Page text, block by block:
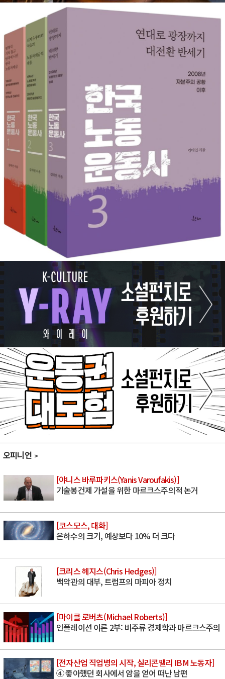
오피니언
[야니스 바루파키스(Yanis Varoufakis)]
기술봉건제 가설을 위한 마르크스주의적 논거
[코스모스, 대화]
은하수의 크기, 예상보다 10% 더 크다
[크리스 헤지스(Chris Hedges)]
백악관의 대부, 트럼프의 마피아 정치
[마이클 로버츠(Michael Roberts)]
인플레이션 이론 2부: 비주류 경제학과 마르크스주의
[전자산업 직업병의 시작, 실리콘밸리 IBM 노동자]
④ 좋아했던 회사에서 암을 얻어 떠난 남편